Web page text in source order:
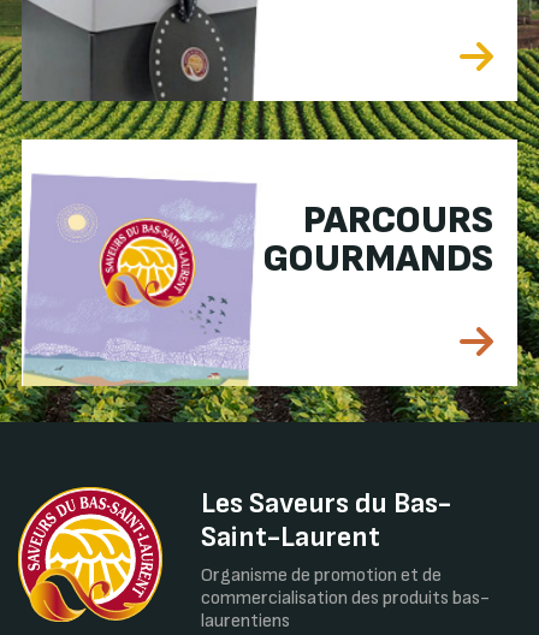
PARCOURS
GOURMANDS
Les Saveurs du Bas-
Saint-Laurent
Organisme de promotion et de
commercialisation des produits bas-
laurentiens